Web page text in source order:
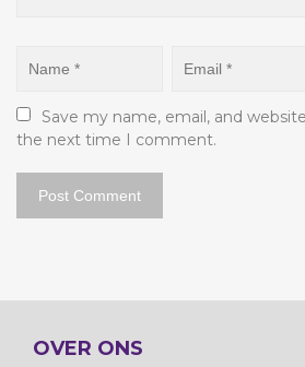
Save my name, email, and
the next time I comment.
OVER ONS